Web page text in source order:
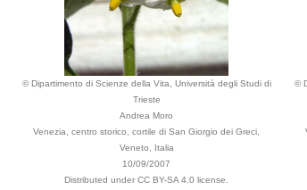
© Dipartimento di Scienze della Vita, Università degli Studi di
Trieste
Andrea Moro
Venezia, centro storico, cortile di San Giorgio dei Greci,
Veneto, Italia
10/09/2007
Distributed under CC BY-SA 4.0 license.
©